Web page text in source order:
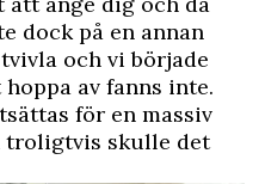
dock på en annan
och vi började
av fanns inte.
för en massiv
troligtvis skulle det